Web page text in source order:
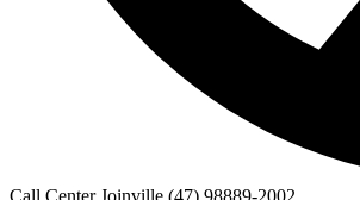
Call Center Joinville (47) 98889-2002